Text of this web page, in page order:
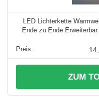
LED Lichterkette
Ende zu Ende
ZUM